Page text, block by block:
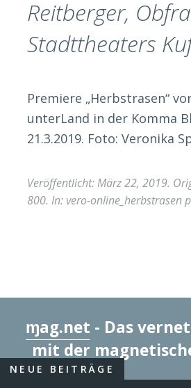
Reitberger,
Stadttheaters
Premiere „Herbstrasen“
unterLand in der Komma
21.3.2019. Foto: Veronika
Veröffentlicht:März 22, 2019.
800. In: vero-online_herbstrasen
ɱag.net - Das
mit der
NEUE BEITRÄGE